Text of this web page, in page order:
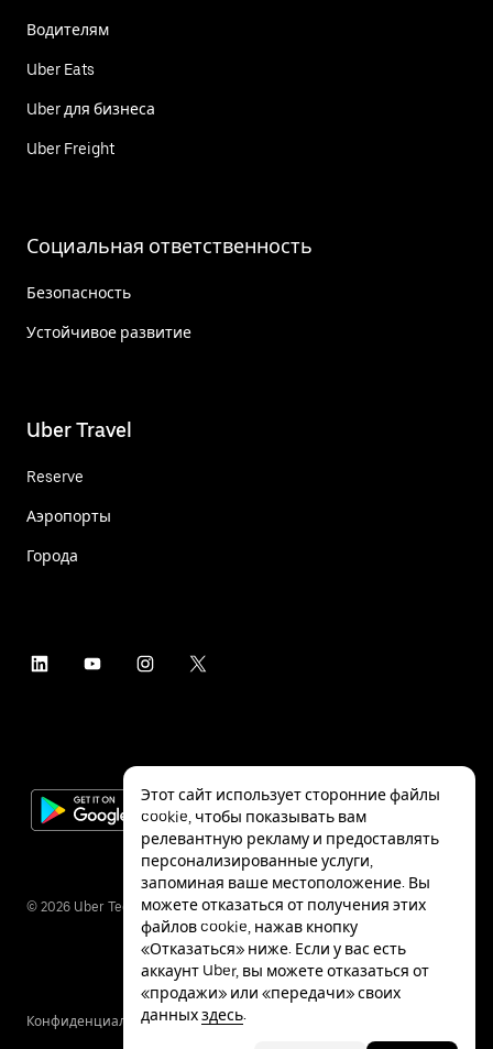
Водителям
Uber Eats
Uber для бизнеса
Uber Freight
Социальная ответственность
Безопасность
Устойчивое развитие
Uber Travel
Reserve
Аэропорты
Города
© 2026 Uber Technologies Inc.
КонфиденциальностьСпециальные
Этот сайт использует сторонние файлы
cookie, чтобы показывать вам
релевантную рекламу и предоставлять
персонализированные услуги,
запоминая ваше местоположение. Вы
можете отказаться от получения этих
файлов cookie, нажав кнопку
«Отказаться» ниже. Если у вас есть
аккаунт Uber, вы можете отказаться от
«продажи» или «передачи» своих
данныхздесь.